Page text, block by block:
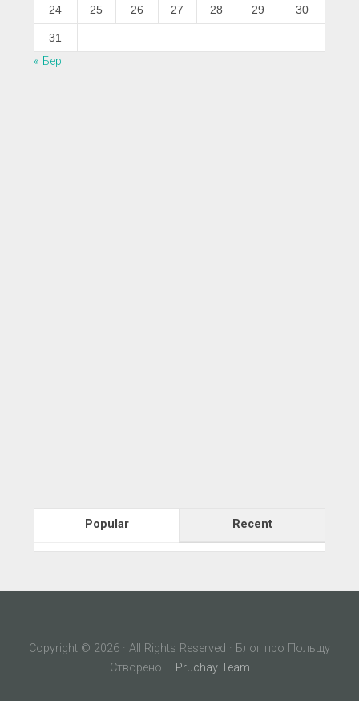
24 25 26 27 28 29 30
31
« Бер
Popular Recent
Copyright © 2026 · All Rights Reserved · Блог про Польщу
Створено – Pruchay Team